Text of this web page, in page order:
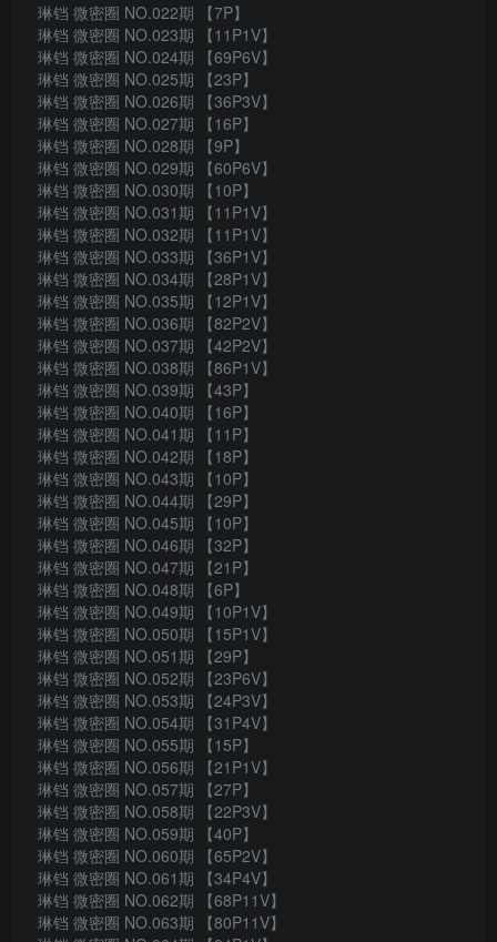
琳铛 微密圈 NO.022期 【7P】
琳铛 微密圈 NO.023期 【11P1V】
琳铛 微密圈 NO.024期 【69P6V】
琳铛 微密圈 NO.025期 【23P】
琳铛 微密圈 NO.026期 【36P3V】
琳铛 微密圈 NO.027期 【16P】
琳铛 微密圈 NO.028期 【9P】
琳铛 微密圈 NO.029期 【60P6V】
琳铛 微密圈 NO.030期 【10P】
琳铛 微密圈 NO.031期 【11P1V】
琳铛 微密圈 NO.032期 【11P1V】
琳铛 微密圈 NO.033期 【36P1V】
琳铛 微密圈 NO.034期 【28P1V】
琳铛 微密圈 NO.035期 【12P1V】
琳铛 微密圈 NO.036期 【82P2V】
琳铛 微密圈 NO.037期 【42P2V】
琳铛 微密圈 NO.038期 【86P1V】
琳铛 微密圈 NO.039期 【43P】
琳铛 微密圈 NO.040期 【16P】
琳铛 微密圈 NO.041期 【11P】
琳铛 微密圈 NO.042期 【18P】
琳铛 微密圈 NO.043期 【10P】
琳铛 微密圈 NO.044期 【29P】
琳铛 微密圈 NO.045期 【10P】
琳铛 微密圈 NO.046期 【32P】
琳铛 微密圈 NO.047期 【21P】
琳铛 微密圈 NO.048期 【6P】
琳铛 微密圈 NO.049期 【10P1V】
琳铛 微密圈 NO.050期 【15P1V】
琳铛 微密圈 NO.051期 【29P】
琳铛 微密圈 NO.052期 【23P6V】
琳铛 微密圈 NO.053期 【24P3V】
琳铛 微密圈 NO.054期 【31P4V】
琳铛 微密圈 NO.055期 【15P】
琳铛 微密圈 NO.056期 【21P1V】
琳铛 微密圈 NO.057期 【27P】
琳铛 微密圈 NO.058期 【22P3V】
琳铛 微密圈 NO.059期 【40P】
琳铛 微密圈 NO.060期 【65P2V】
琳铛 微密圈 NO.061期 【34P4V】
琳铛 微密圈 NO.062期 【68P11V】
琳铛 微密圈 NO.063期 【80P11V】